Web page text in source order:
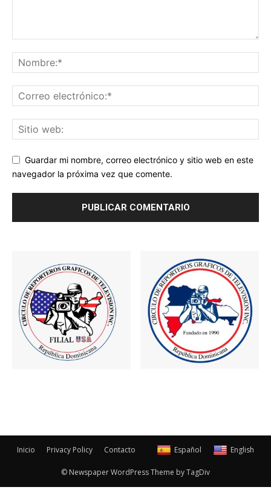
Guardar mi nombre, correo electrónico y sitio web en este
navegador la próxima vez que comente.
Inicio Privacy Policy Contacto Español English
© Newspaper WordPress Theme by TagDiv